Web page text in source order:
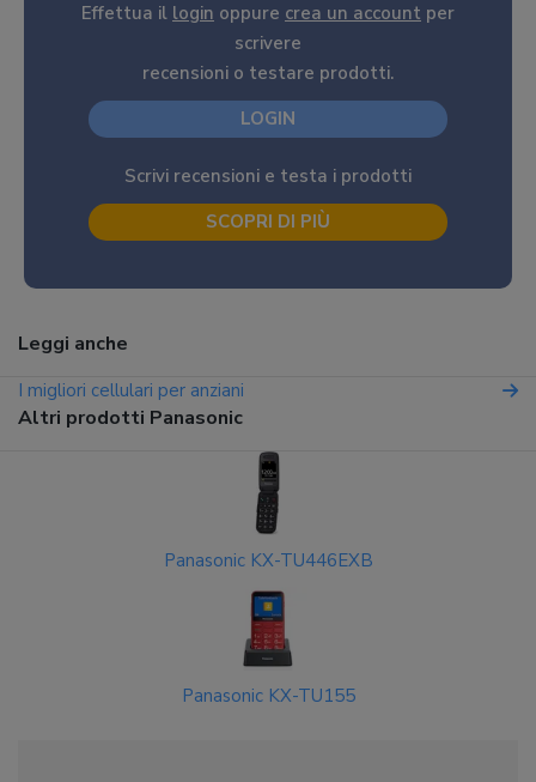
Effettua il login oppure crea un account per
scrivere
recensioni o testare prodotti.
LOGIN
Scrivi recensioni e testa i prodotti
SCOPRI DI PIÙ
Leggi anche
I migliori cellulari per anziani
Altri prodotti Panasonic
Panasonic KX-TU446EXB
Panasonic KX-TU155